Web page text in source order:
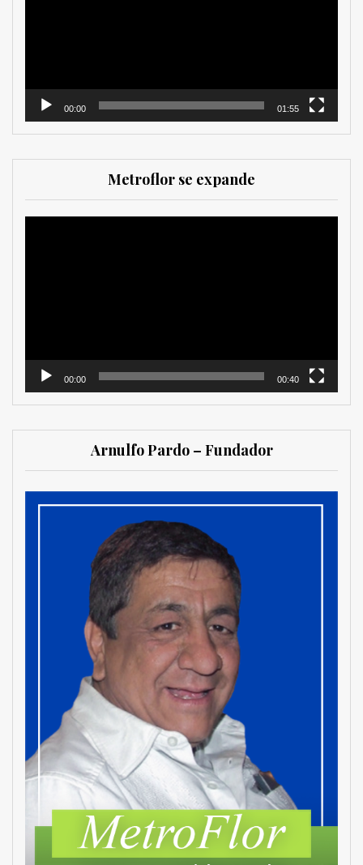
00:00 01:55
Metroflor se expande
00:00 00:40
Arnulfo Pardo – Fundador